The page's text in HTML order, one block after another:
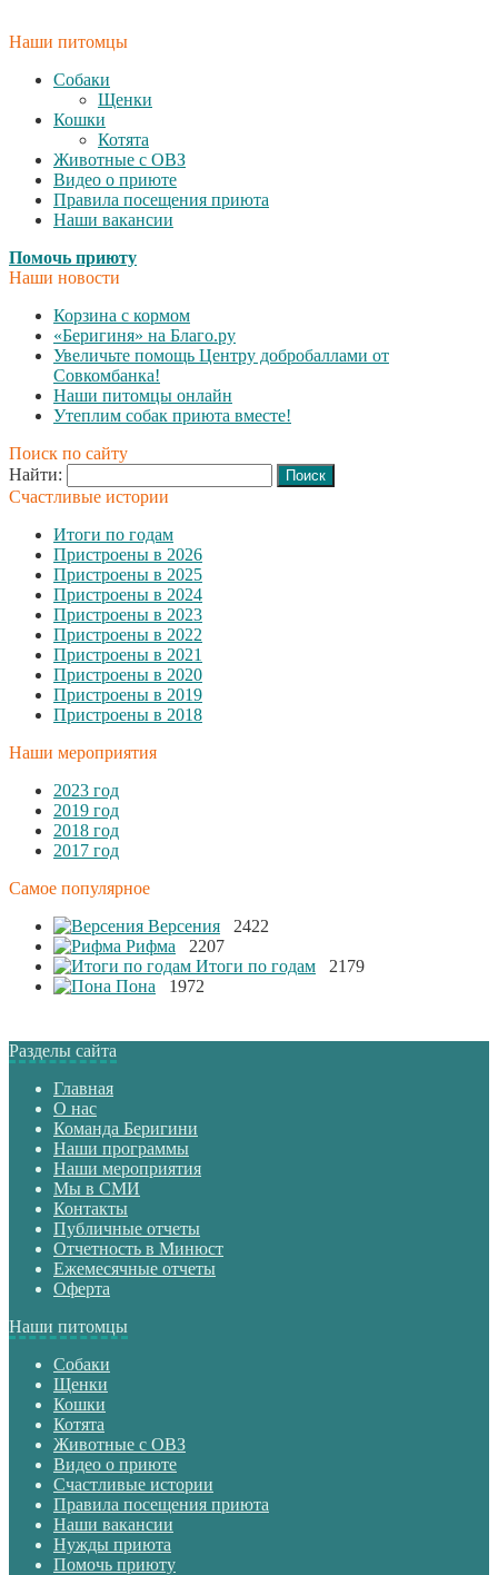
Наши питомцы
Собаки
Щенки
Кошки
Котята
Животные с ОВЗ
Видео о приюте
Правила посещения приюта
Наши вакансии
Помочь приюту
Наши новости
Корзина с кормом
«Беригиня» на Благо.ру
Увеличьте помощь Центру добробаллами от
Совкомбанка!
Наши питомцы онлайн
Утеплим собак приюта вместе!
Поиск по сайту
Найти:
Счастливые истории
Итоги по годам
Пристроены в 2026
Пристроены в 2025
Пристроены в 2024
Пристроены в 2023
Пристроены в 2022
Пристроены в 2021
Пристроены в 2020
Пристроены в 2019
Пристроены в 2018
Наши мероприятия
2023 год
2019 год
2018 год
2017 год
Самое популярное
Версения
2422
Рифма
2207
Итоги по годам
2179
Пона
1972
Разделы сайта
Главная
О нас
Команда Беригини
Наши программы
Наши мероприятия
Мы в СМИ
Контакты
Публичные отчеты
Отчетность в Минюст
Ежемесячные отчеты
Оферта
Наши питомцы
Собаки
Щенки
Кошки
Котята
Животные с ОВЗ
Видео о приюте
Счастливые истории
Правила посещения приюта
Наши вакансии
Нужды приюта
Помочь приюту